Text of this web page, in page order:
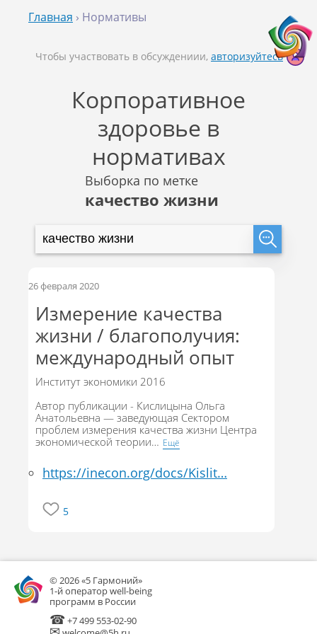
Главная › Нормативы
Корпоративное
здоровье в
нормативах
Выборка по метке
качество жизни
Чтобы участвовать в обсуждениии, авторизуйтесь
26 февраля 2020
Измерение качества
жизни / благополучия:
международный опыт
Институт экономики 2016
Автор публикации - Кислицына Ольга
Анатольевна — заведующая Сектором
проблем измерения качества жизни Центра
экономической теории… Eщё
https://inecon.org/docs/Kislit…
5
© 2026 «5 Гармоний»
1-й оператор well-being
программ в России
☎ +7 499 553-02-90